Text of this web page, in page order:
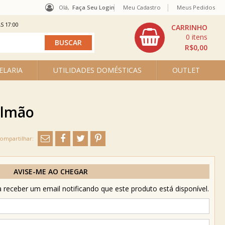
Olá, Faça Seu Login
UTILIDADES DOMÉSTICAS OUTLET
R$0,00
0
Meu Cadastro Meus Pedidos
17:00
AVISE-ME AO CHEGAR
receber um email notificando que este produto está disponível.